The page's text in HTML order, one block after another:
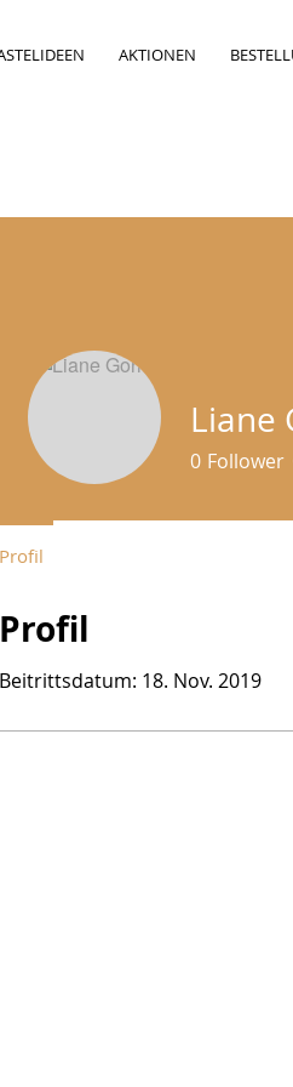
AKTIONEN
Profil
Beitrittsdatum: 18. Nov. 2019
Liane
0 Follower
Profil